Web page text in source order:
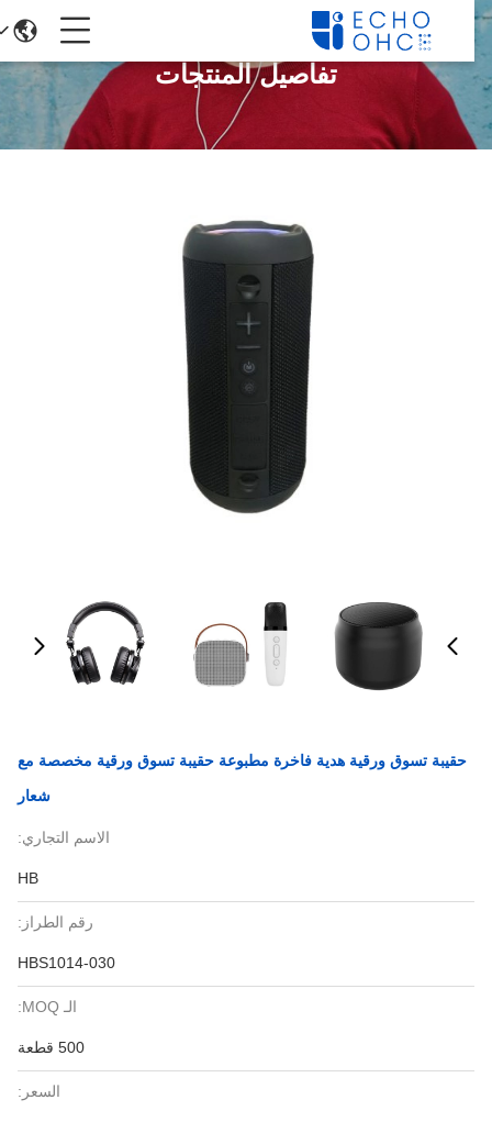
تفاصيل المنتجات
حقيبة تسوق ورقية هدية فاخرة مطبوعة حقيبة تسوق ورقية مخصصة مع
شعار
الاسم التجاري:
HB
رقم الطراز:
HBS1014-030
الـ MOQ:
500 قطعة
السعر: